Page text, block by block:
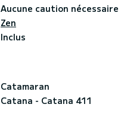
Aucune caution nécessaire
Zen
Inclus
Catamaran
Catana - Catana 411